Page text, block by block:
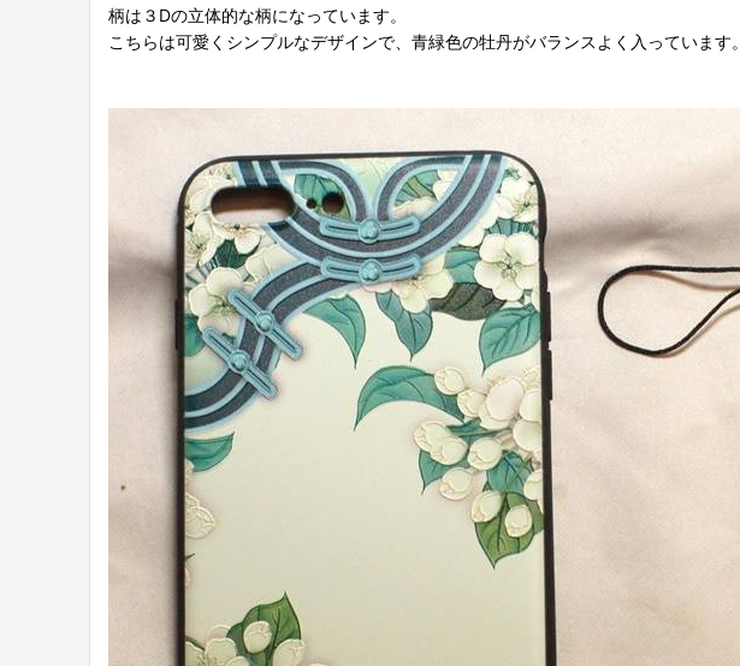
柄は３Dの立体的な柄になっています。
こちらは可愛くシンプルなデザインで、青緑色の牡丹がバランスよく入っています。